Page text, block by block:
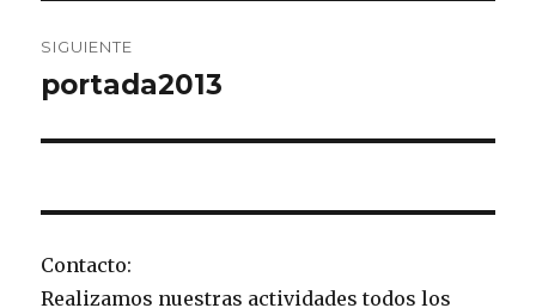
SIGUIENTE
Entrada
portada2013
Contacto:
Realizamos nuestras actividades todos los